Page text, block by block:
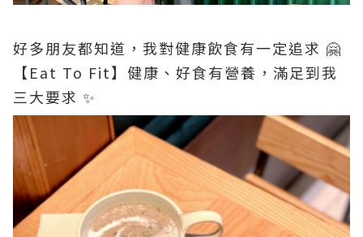
好多朋友都知道，我對健康飲食有一定追求 🤗
【Eat To Fit】健康、好食有營養，滿足到我
三大要求 ✨